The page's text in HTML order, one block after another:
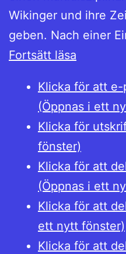
Wikinger und ihre
geben. Nach einer
Fortsätt läsa
libera
nos
Domine
–
Les
Vikings
Klicka för att
(Öppnas i ett
Klicka för
fönster)
Klicka för att
(Öppnas i ett
Klicka för att
ett nytt fönster)
Klicka för att